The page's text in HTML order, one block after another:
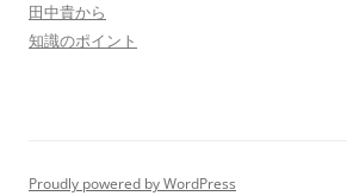
田中貴から
知識のポイント
Proudly powered by WordPress